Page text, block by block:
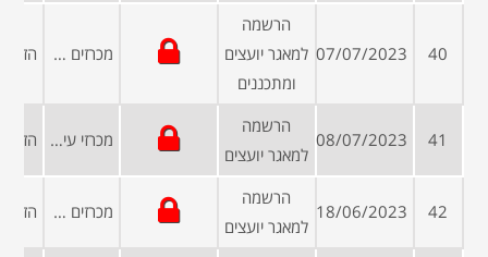
40
07/07/2023
הרשמה
למאגר יועצים
ומתכננים
מכרזים פומביים
41
08/07/2023
הרשמה
למאגר יועצים
מכרזי עיריות ומועצות
42
18/06/2023
הרשמה
למאגר יועצים
מכרזים פומביים